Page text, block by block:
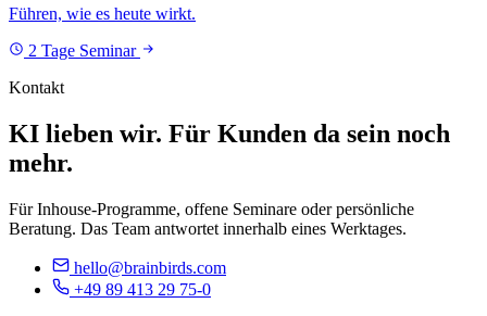
Führen, wie es heute wirkt.
2 Tage Seminar
Kontakt
KI lieben wir. Für Kunden da sein noch
mehr.
Für Inhouse-Programme, offene Seminare oder persönliche
Beratung. Das Team antwortet innerhalb eines Werktages.
hello@brainbirds.com
+49 89 413 29 75-0